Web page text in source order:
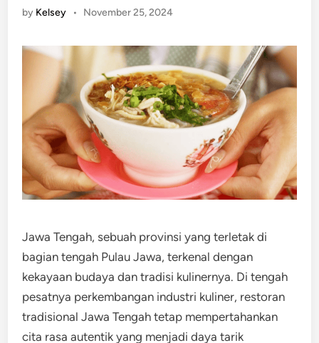
by Kelsey • November 25, 2024
Jawa Tengah, sebuah provinsi yang terletak di
bagian tengah Pulau Jawa, terkenal dengan
kekayaan budaya dan tradisi kulinernya. Di tengah
pesatnya perkembangan industri kuliner, restoran
tradisional Jawa Tengah tetap mempertahankan
cita rasa autentik yang menjadi daya tarik